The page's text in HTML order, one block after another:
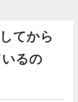
てから
るの